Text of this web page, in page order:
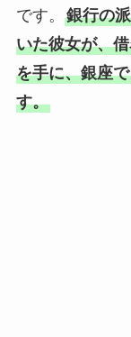
です。 銀行の
いた彼女が、
を手に、銀座
す。